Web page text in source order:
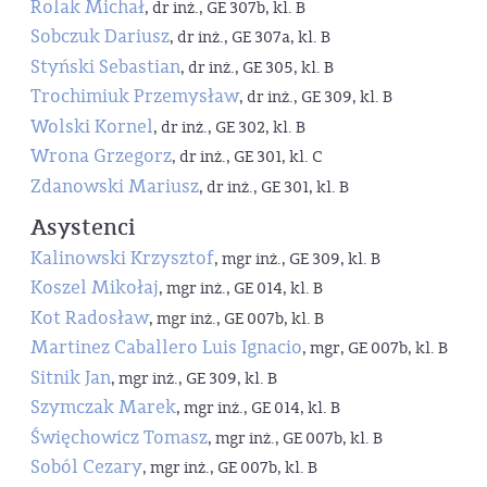
Rolak Michał, dr inż., GE 307b, kl. B
Sobczuk Dariusz, dr inż., GE 307a, kl. B
Styński Sebastian, dr inż., GE 305, kl. B
Trochimiuk Przemysław, dr inż., GE 309, kl. B
Wolski Kornel, dr inż., GE 302, kl. B
Wrona Grzegorz, dr inż., GE 301, kl. C
Zdanowski Mariusz, dr inż., GE 301, kl. B
Asystenci
Kalinowski Krzysztof, mgr inż., GE 309, kl. B
Koszel Mikołaj, mgr inż., GE 014, kl. B
Kot Radosław, mgr inż., GE 007b, kl. B
Martinez Caballero Luis Ignacio, mgr, GE 007b, kl. B
Sitnik Jan, mgr inż., GE 309, kl. B
Szymczak Marek, mgr inż., GE 014, kl. B
Święchowicz Tomasz, mgr inż., GE 007b, kl. B
Soból Cezary, mgr inż., GE 007b, kl. B